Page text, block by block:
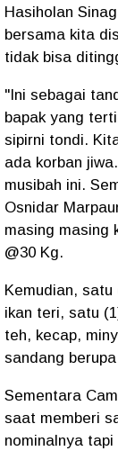
Hasiholan
bersama kita
tidak bisa
"Ini sebagai
bapak yang
sipirni tondi.
ada korban
musibah ini.
Osnidar
masing masing
@30 Kg.
Kemudian,
ikan teri, satu
teh, kecap,
sandang
Sementara
saat memberi
nominalnya